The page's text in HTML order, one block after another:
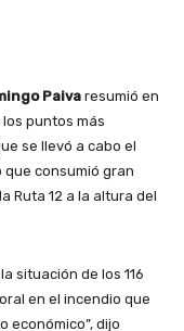
Paivaresumió en
los puntos más
se llevó a cabo el
que consumió gran
Ruta 12 a la altura del
situación de los 116
en el incendio que
económico”, dijo